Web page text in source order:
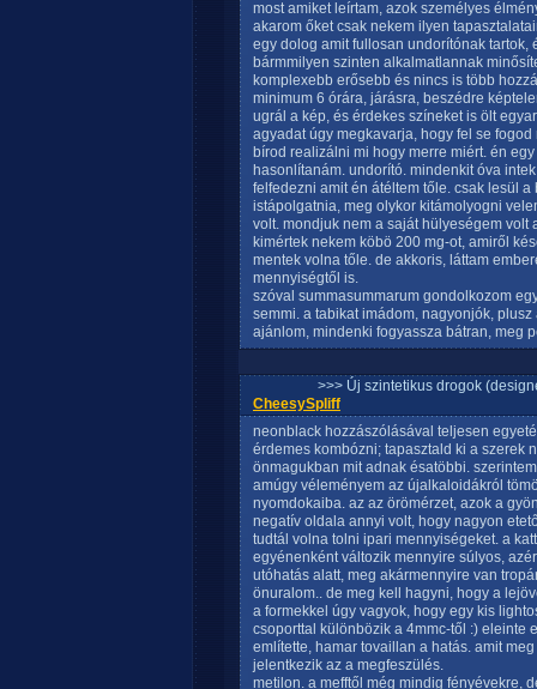
most amiket leírtam, azok személyes
akarom őket csak nekem ilyen
egy dolog amit fullosan undorítónak
bármmilyen szinten alkalmatlannak
komplexebb erősebb és nincs is több
minimum 6 órára, járásra, beszédre
ugrál a kép, és érdekes színeket is ölt
agyadat úgy megkavarja, hogy fel se
bírod realizálni mi hogy merre miért. én
hasonlítanám. undorító. mindenkit óva
felfedezni amit én átéltem tőle. csak lesül
istápolgatnia, meg olykor kitámolyogni
volt. mondjuk nem a saját hülyeségem
kimértek nekem köbö 200 mg-ot, amiről
mentek volna tőle. de akkoris, láttam
mennyiségtől is.
szóval summasummarum gondolkozom
semmi. a tabikat imádom, nagyonjók,
ajánlom, mindenki fogyassza bátran, meg
>>> Új szintetikus drogok
CheesySpliff
neonblack hozzászólásával teljesen
érdemes kombózni; tapasztald ki a szerek
önmagukban mit adnak ésatöbbi.
amúgy véleményem az újalkaloidákról
nyomdokaiba. az az örömérzet, azok a
negatív oldala annyi volt, hogy nagyon
tudtál volna tolni ipari mennyiségeket. a
egyénenként változik mennyire súlyos,
utóhatás alatt, meg akármennyire van
önuralom.. de meg kell hagyni, hogy a
a formekkel úgy vagyok, hogy egy kis
csoporttal különbözik a 4mmc-től :) eleinte
említette, hamar tovaillan a hatás. amit
jelentkezik az a megfeszülés.
metilon. a mefftől még mindig fényévekre,